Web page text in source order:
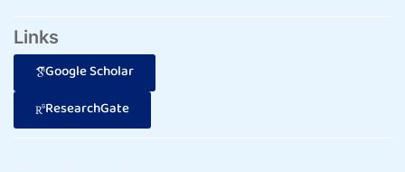
Links
Google Scholar
ResearchGate